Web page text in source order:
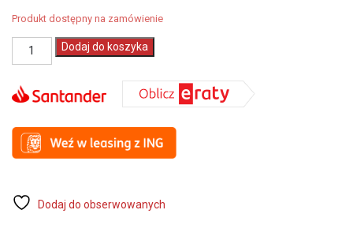
Produkt dostępny na zamówienie
ilość
ROKAMAT
do
czyszczenia
szalunku
HEDGEHOG
Dodaj do koszyka
Dodaj do obserwowanych